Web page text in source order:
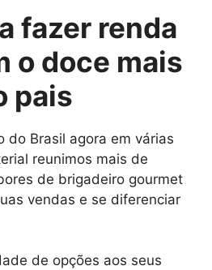
fazer renda
o doce mais
pais
do Brasil agora em várias
reunimos mais de
de brigadeiro gourmet
vendas e se diferenciar
de opções aos seus